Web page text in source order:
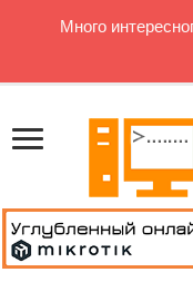
Много